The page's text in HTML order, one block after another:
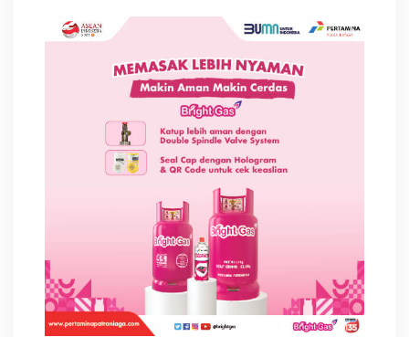
n
n
d
i
S
r
a